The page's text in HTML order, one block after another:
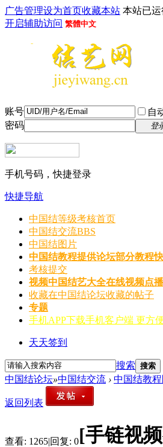
广告管理设为首页收藏本站 本站已运
开启辅助访问 繁體中文
账号 自
密码
登
手机号码，快捷登录
快捷导航
中国结等级考核首页
中国结交流BBS
中国结图片
中国结教程提供论坛部分教程
考核提交
视频中国结艺大全在线视频点
收藏在中国结论坛收藏的帖子
专题
手机APP下载手机客户端 更方
天天签到
搜索 搜索
中国结论坛»中国结交流 › 中国结教程
返回列表
查看: 1265|回复: 0[手链视